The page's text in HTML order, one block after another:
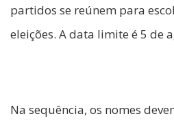
partidos se reúnem para
eleições. A data limite é 5 de
Na sequência, os nomes